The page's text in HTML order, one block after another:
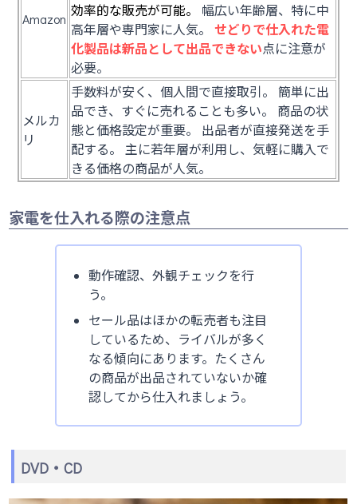
Amazon
効率的な販売が可能。
幅広い年齢層、特に中
高年層や専門家に人気。
せどりで仕入れた電
化製品は新品として出品できない点に注意が
必要。
メルカ
リ
手数料が安く、個人間で直接取引。 簡単に出
品でき、すぐに売れることも多い。 商品の状
態と価格設定が重要。 出品者が直接発送を手
配する。 主に若年層が利用し、気軽に購入で
きる価格の商品が人気。
家電を仕入れる際の注意点
動作確認、外観チェックを行
う。
セール品はほかの転売者も注目
しているため、ライバルが多く
なる傾向にあります。たくさん
の商品が出品されていないか確
認してから仕入れましょう。
DVD・CD